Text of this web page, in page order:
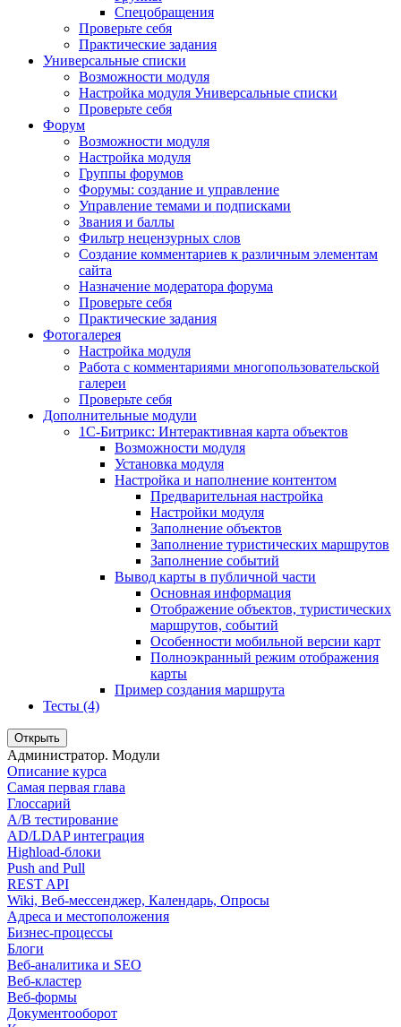
Спецобращения
Проверьте себя
Практические задания
Универсальные списки
Возможности модуля
Настройка модуля Универсальные списки
Проверьте себя
Форум
Возможности модуля
Настройка модуля
Группы форумов
Форумы: создание и управление
Управление темами и подписками
Звания и баллы
Фильтр нецензурных слов
Создание комментариев к различным элементам
сайта
Назначение модератора форума
Проверьте себя
Практические задания
Фотогалерея
Настройка модуля
Работа с комментариями многопользовательской
галереи
Проверьте себя
Дополнительные модули
1С-Битрикс: Интерактивная карта объектов
Возможности модуля
Установка модуля
Настройка и наполнение контентом
Предварительная настройка
Настройки модуля
Заполнение объектов
Заполнение туристических маршрутов
Заполнение событий
Вывод карты в публичной части
Основная информация
Отображение объектов, туристических
маршрутов, событий
Особенности мобильной версии карт
Полноэкранный режим отображения
карты
Пример создания маршрута
Тесты (4)
Открыть
Администратор. Модули
Описание курса
Самая первая глава
Глоссарий
A/B тестирование
AD/LDAP интеграция
Highload-блоки
Push and Pull
REST API
Wiki, Веб-мессенджер, Календарь, Опросы
Адреса и местоположения
Бизнес-процессы
Блоги
Веб-аналитика и SEO
Веб-кластер
Веб-формы
Документооборот